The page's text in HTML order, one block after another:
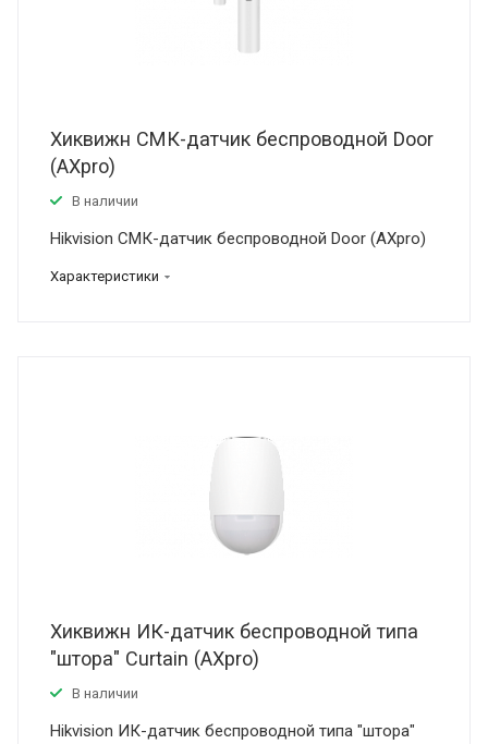
Хиквижн СМК-датчик беспроводной Door
(AXpro)
В наличии
Hikvision СМК-датчик беспроводной Door (AXpro)
Характеристики
Хиквижн ИК-датчик беспроводной типа
"штора" Curtain (AXpro)
В наличии
Hikvision ИК-датчик беспроводной типа "штора"